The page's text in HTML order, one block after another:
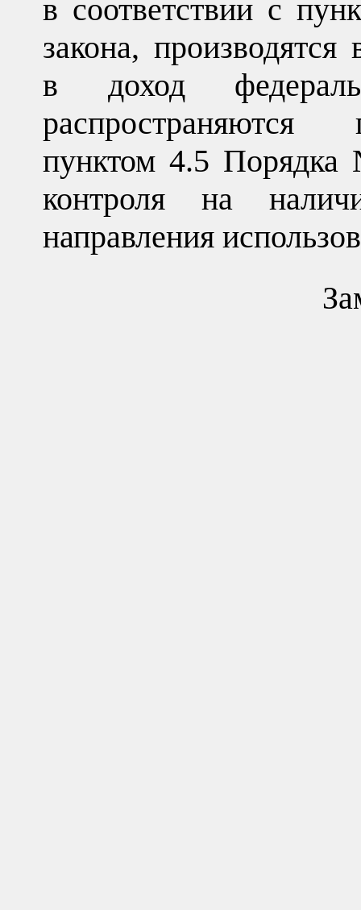
в соответствии с
закона,
в доход
распространяются
пунктом 4.5 Порядка
контроля на
направления